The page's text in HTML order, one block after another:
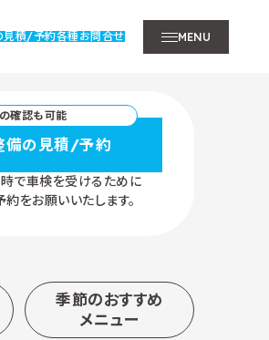
見積/予約各種お問合せ MENU
確認も可能
備の見積/予約
で車検を受けるために
をお願いいたします。
季節のおすすめ
メニュー